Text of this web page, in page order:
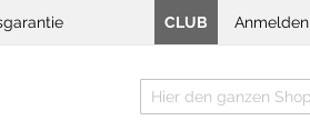
Anmelden
CLUB
Suche